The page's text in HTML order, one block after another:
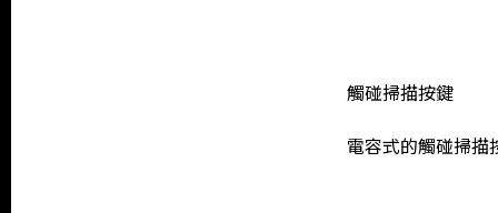
觸碰掃描按鍵
電容式的觸碰掃描